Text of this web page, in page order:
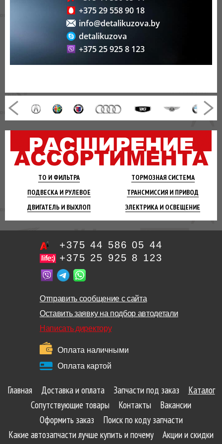
ТО И ФИЛЬТРА ТОРМОЗНАЯСИСТЕМА
ПОДВЕСКА И РУЛЕВОЕ ТРАНСМИССИЯ И ПРИВОД
ДВИГАТЕЛЬ И ВЫХЛОП ЭЛЕКТРИКА И ОСВЕЩЕНИЕ
+375 29 558 90 18
info@detalikuzova.by
detalikuzova
+375 25 925 8 123
+375 44 586 05 44
+375 25 925 8 123
Отправить сообщение с сайта
Оставить заявку на подбор автодетали
Написать директору
Оплата наличными
Оплата картой
Главная Доставка и оплата Запчасти под заказ
Каталог
Сопутствующие товары
Контакты
Вакансии
Оформить заказ
Поиск по коду запчасти
Какие автозапчасти лучше купить и почему
Акции и скидки